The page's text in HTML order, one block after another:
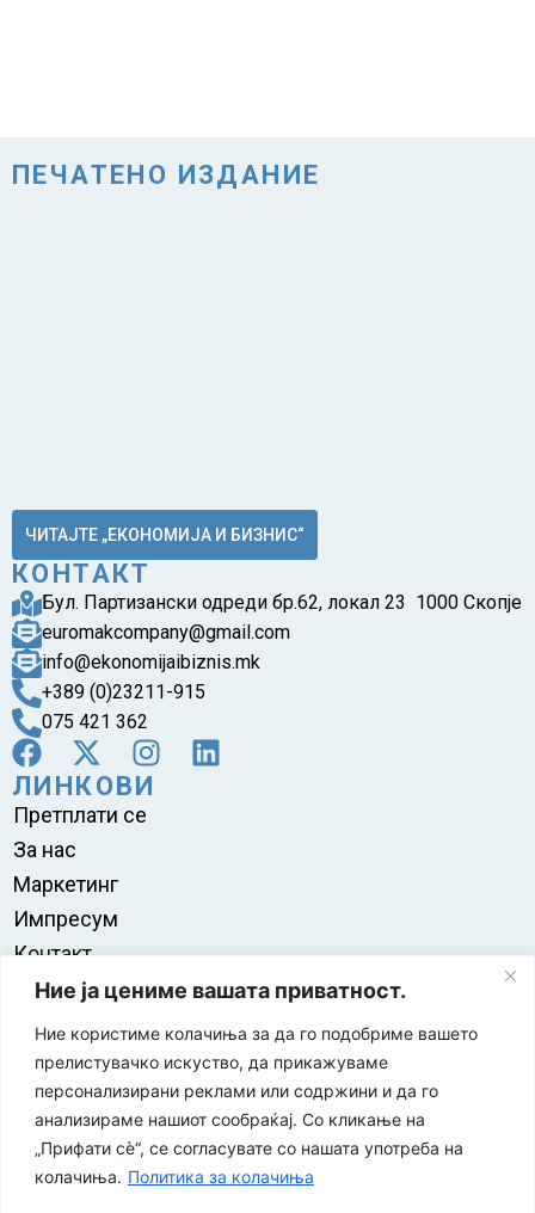
Ние ја цениме вашата приватност.
Ние користиме колачиња за да го подобриме вашето
прелистувачко искуство, да прикажуваме
персонализирани реклами или содржини и да го
анализираме нашиот сообраќај. Со кликање на
„Прифати сè“, се согласувате со нашата употреба на
колачиња. Политика за колачиња
ПЕЧАТЕНО ИЗДАНИЕ
ЧИТАЈТЕ „ЕКОНОМИЈА И БИЗНИС“
КОНТАКТ
Бул. Партизански одреди бр.62, локал 23 1000 Скопје
euromakcompany@gmail.com
info@ekonomijaibiznis.mk
+389 (0)23211-915
075 421 362
ЛИНКОВИ
Претплати се
За нас
Маркетинг
Импресум
Контакт
Правила на користење